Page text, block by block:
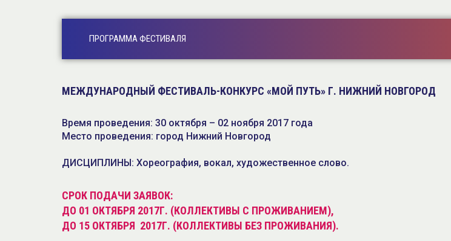
ПРОГРАММА ФЕСТИВАЛЯ
МЕЖДУНАРОДНЫЙ ФЕСТИВАЛЬ-КОНКУРС «МОЙ ПУТЬ» Г. НИЖНИЙ НОВГОРОД
Время проведения: 30 октября – 02 ноября 2017 года
Место проведения: город Нижний Новгород
ДИСЦИПЛИНЫ: Хореография, вокал, художественное слово.
СРОК ПОДАЧИ ЗАЯВОК:
ДО 01 ОКТЯБРЯ 2017Г. (КОЛЛЕКТИВЫ С ПРОЖИВАНИЕМ),
ДО 15 ОКТЯБРЯ 2017Г. (КОЛЛЕКТИВЫ БЕЗ ПРОЖИВАНИЯ).